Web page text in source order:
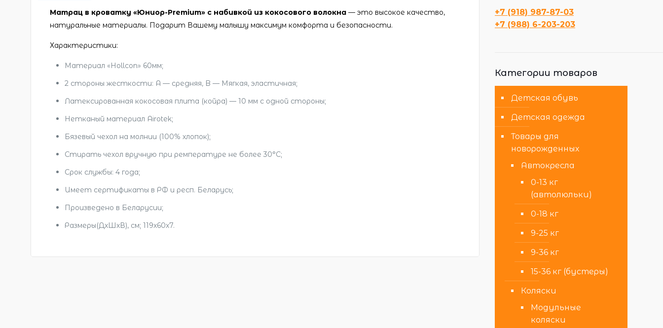
Матрац в кроватку «Юниор-Premium» с набивкой из кокосового волокна — это высокое качество,
натуральные материалы. Подарит Вашему малышу максимум комфорта и безопасности.
Характеристики:
Материал «Hollcon» 60мм;
2 стороны жесткости: A — средняя, B — Мягкая, эластичная;
Латексированная кокосовая плита (койра) — 10 мм с одной стороны;
Нетканый материал Airotek;
Бязевый чехол на молнии (100% хлопок);
Стирать чехол вручную при ремпературе не более 30°С;
Срок службы: 4 года;
Имеет сертификаты в РФ и респ. Беларусь;
Произведено в Беларусии;
Размеры(ДхШхВ), см; 119х60х7.
+7 (918) 987-87-03
+7 (988) 6-203-203
Категории товаров
Детская обувь
Детская одежда
Товары для
новорожденных
Автокресла
0-13 кг
(автолюльки)
0-18 кг
9-25 кг
9-36 кг
15-36 кг (бустеры)
Коляски
Модульные
коляски